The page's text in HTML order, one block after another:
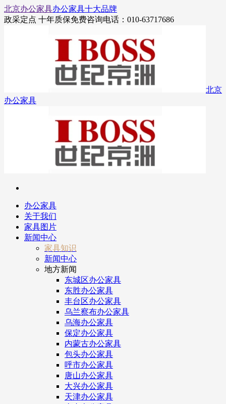
北京办公家具办公家具十大品牌
政采定点 十年质保免费咨询电话：010-63717686
北京
办公家具
办公家具
关于我们
家具图片
新闻中心
家具知识
新闻中心
地方新闻
东城区办公家具
东胜办公家具
丰台区办公家具
乌兰察布办公家具
乌海办公家具
保定办公家具
内蒙古办公家具
包头办公家具
呼市办公家具
唐山办公家具
大兴办公家具
天津办公家具